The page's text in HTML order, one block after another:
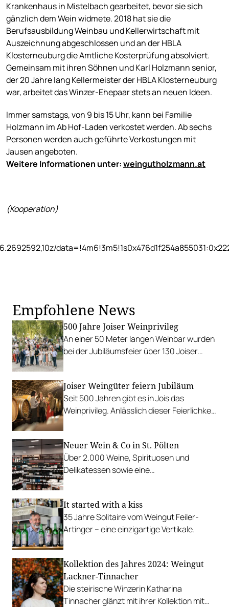
Krankenhaus in Mistelbach gearbeitet, bevor sie sich
gänzlich dem Wein widmete. 2018 hat sie die
Berufsausbildung Weinbau und Kellerwirtschaft mit
Auszeichnung abgeschlossen und an der HBLA
Klosterneuburg die Amtliche Kosterprüfung absolviert.
Gemeinsam mit ihren Söhnen und Karl Holzmann senior,
der 20 Jahre lang Kellermeister der HBLA Klosterneuburg
war, arbeitet das Winzer-Ehepaar stets an neuen Ideen.
Immer samstags, von 9 bis 15 Uhr, kann bei Familie
Holzmann im Ab Hof-Laden verkostet werden. Ab sechs
Personen werden auch geführte Verkostungen mit
Jausen angeboten.
Weitere Informationen unter:weingutholzmann.at
(Kooperation)
Empfohlene News
500 Jahre Joiser Weinprivileg
An einer 50 Meter langen Weinbar wurden
bei der Jubiläumsfeier über 130 Joiser
Joiser Weingüter feiern Jubiläum
Seit 500 Jahren gibt es in Jois das
Weinprivileg. Anlässlich dieser Feierlichkeit
Neuer Wein & Co in St. Pölten
Über 2.000 Weine, Spirituosen und
Delikatessen sowie eine
aus.
It started with a kiss
35 Jahre Solitaire vom Weingut Feiler-
Artinger – eine einzigartige Vertikale.
Kollektion des Jahres 2024: Weingut
Lackner-Tinnacher
Die steirische Winzerin Katharina
Tinnacher glänzt mit ihrer Kollektion mit